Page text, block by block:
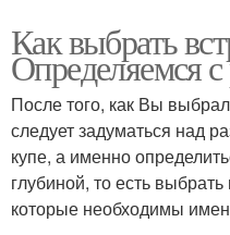
Как выбрать
Определяемся
После того, как Вы
следует задуматься над
купе, а именно
глубиной, то есть
которые необходимы